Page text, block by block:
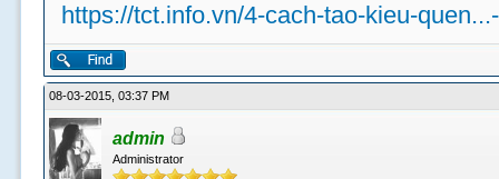
https://tct.info.vn/4-cach-tao-kieu-
08-03-2015, 03:37 PM
admin
Administrator